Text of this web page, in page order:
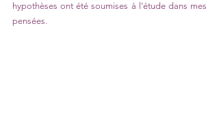
hypothèses ont été soumises à l’étude dans mes
pensées.